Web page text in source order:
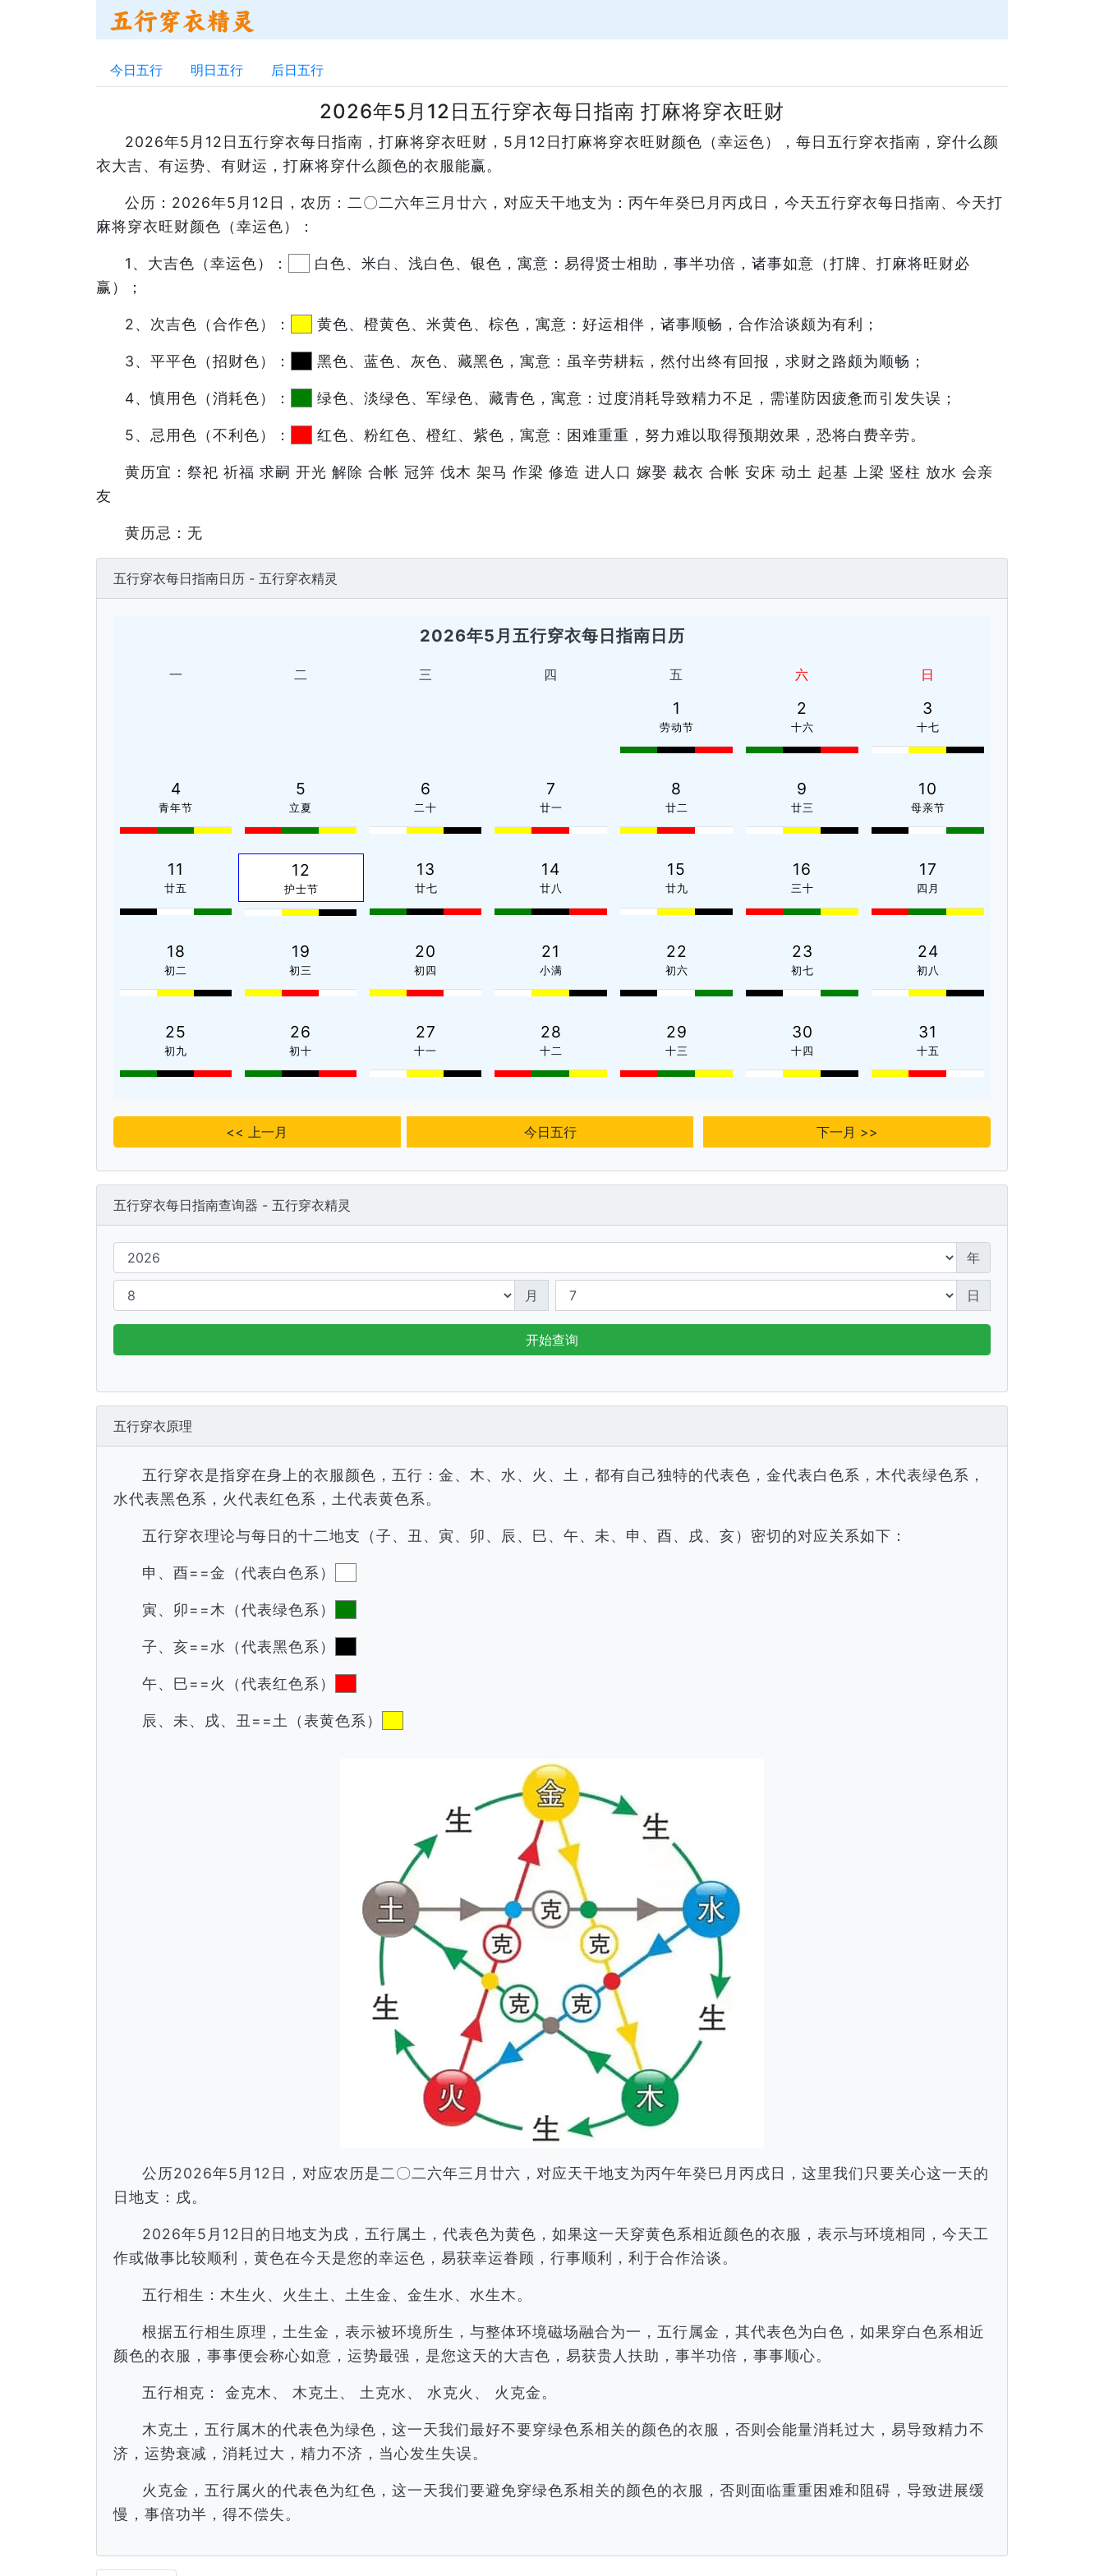
今日五行 明日五行 后日五行
2026年5月12日五行穿衣每日指南 打麻将穿衣旺财
2026年5月12日五行穿衣每日指南，打麻将穿衣旺财，5月12日打麻将穿衣旺财颜色（幸运色），每日五行穿衣指南，穿什么颜
衣大吉、有运势、有财运，打麻将穿什么颜色的衣服能赢。
公历：2026年5月12日，农历：二〇二六年三月廿六，对应天干地支为：丙午年癸巳月丙戌日，今天五行穿衣每日指南、今天打
麻将穿衣旺财颜色（幸运色）：
1、大吉色（幸运色）：
白色、米白、浅白色、银色，寓意：易得贤士相助，事半功倍，诸事如意（打牌、打麻将旺财必
赢）；
2、次吉色（合作色）： 黄色、橙黄色、米黄色、棕色，寓意：好运相伴，诸事顺畅，合作洽谈颇为有利；
3、平平色（招财色）： 黑色、蓝色、灰色、藏黑色，寓意：虽辛劳耕耘，然付出终有回报，求财之路颇为顺畅；
4、慎用色（消耗色）： 绿色、淡绿色、军绿色、藏青色，寓意：过度消耗导致精力不足，需谨防因疲惫而引发失误；
5、忌用色（不利色）： 红色、粉红色、橙红、紫色，寓意：困难重重，努力难以取得预期效果，恐将白费辛劳。
黄历宜：祭祀 祈福 求嗣 开光 解除 合帐 冠笄 伐木 架马 作梁 修造 进人口 嫁娶 裁衣 合帐 安床 动土 起基 上梁 竖柱 放水 会亲
友
黄历忌：无
五行穿衣每日指南日历 - 五行穿衣精灵
2026年5月五行穿衣每日指南日历
一 二 三 四 五 六 日
1
劳动节
2
十六
3
十七
4
青年节
5
立夏
6
二十
7
廿一
8
廿二
9
廿三
10
母亲节
11
廿五
12
护士节
13
廿七
14
廿八
15
廿九
16
三十
17
四月
18
初二
19
初三
20
初四
21
小满
22
初六
23
初七
24
初八
25
初九
26
初十
27
十一
28
十二
29
十三
30
十四
31
十五
<< 上一月 今日五行 下一月 >>
五行穿衣每日指南查询器 - 五行穿衣精灵
年
月 日
开始查询
五行穿衣原理
五行穿衣是指穿在身上的衣服颜色，五行：金、木、水、火、土，都有自己独特的代表色，金代表白色系，木代表绿色系，
水代表黑色系，火代表红色系，土代表黄色系。
五行穿衣理论与每日的十二地支（子、丑、寅、卯、辰、巳、午、未、申、酉、戌、亥）密切的对应关系如下：
申、酉==金（代表白色系）
寅、卯==木（代表绿色系）
子、亥==水（代表黑色系）
午、巳==火（代表红色系）
辰、未、戌、丑==土（表黄色系）
公历2026年5月12日，对应农历是二〇二六年三月廿六，对应天干地支为丙午年癸巳月丙戌日，这里我们只要关心这一天的
日地支：戌。
2026年5月12日的日地支为戌，五行属土，代表色为黄色，如果这一天穿黄色系相近颜色的衣服，表示与环境相同，今天工
作或做事比较顺利，黄色在今天是您的幸运色，易获幸运眷顾，行事顺利，利于合作洽谈。
五行相生：木生火、火生土、土生金、金生水、水生木。
根据五行相生原理，土生金，表示被环境所生，与整体环境磁场融合为一，五行属金，其代表色为白色，如果穿白色系相近
颜色的衣服，事事便会称心如意，运势最强，是您这天的大吉色，易获贵人扶助，事半功倍，事事顺心。
五行相克： 金克木、 木克土、 土克水、 水克火、 火克金。
木克土，五行属木的代表色为绿色，这一天我们最好不要穿绿色系相关的颜色的衣服，否则会能量消耗过大，易导致精力不
济，运势衰减，消耗过大，精力不济，当心发生失误。
火克金，五行属火的代表色为红色，这一天我们要避免穿绿色系相关的颜色的衣服，否则面临重重困难和阻碍，导致进展缓
慢，事倍功半，得不偿失。